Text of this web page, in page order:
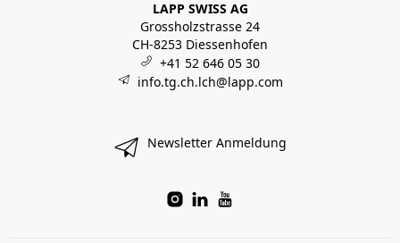
LAPP SWISS AG
Grossholzstrasse 24
CH-8253 Diessenhofen
+41 52 646 05 30
info.tg.ch.lch@lapp.com
Newsletter Anmeldung